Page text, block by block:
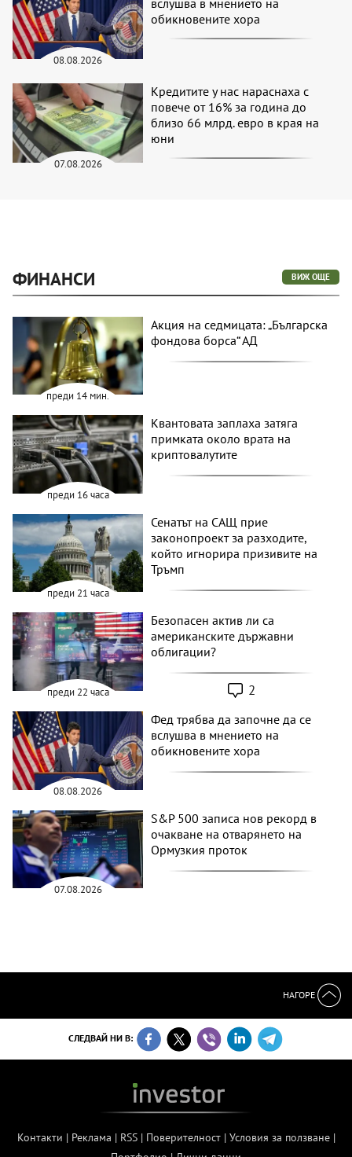
08.08.2026
вслушва в мнението на
обикновените хора
07.08.2026
Кредитите у нас нараснаха с
повече от 16% за година до
близо 66 млрд. евро в края на
юни
ФИНАНСИ ВИЖ ОЩЕ
преди 14 мин.
Акция на седмицата: „Българска
фондова борса“ АД
преди 16 часа
Квантовата заплаха затяга
примката около врата на
криптовалутите
преди 21 часа
Сенатът на САЩ прие
законопроект за разходите,
който игнорира призивите на
Тръмп
преди 22 часа
Безопасен актив ли са
американските държавни
облигации?
2
08.08.2026
Фед трябва да започне да се
вслушва в мнението на
обикновените хора
07.08.2026
S&P 500 записа нов рекорд в
очакване на отварянето на
Ормузкия проток
НАГОРЕ
СЛЕДВАЙ НИ В:
Контакти | Реклама | RSS| Поверителност| Условия за ползване|